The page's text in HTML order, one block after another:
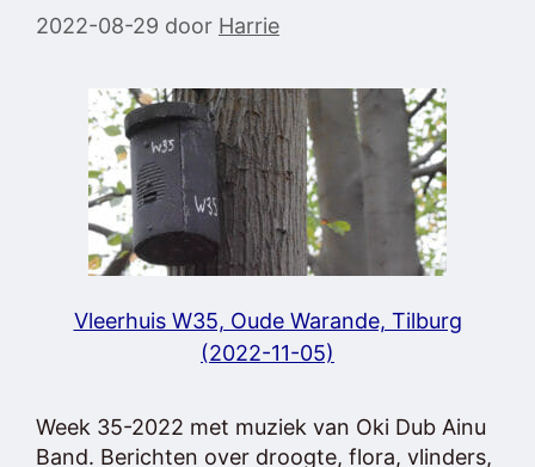
2022-08-29 door Harrie
Vleerhuis W35, Oude Warande, Tilburg
(2022-11-05)
Week 35-2022 met muziek van Oki Dub Ainu
Band. Berichten over droogte, flora, vlinders,